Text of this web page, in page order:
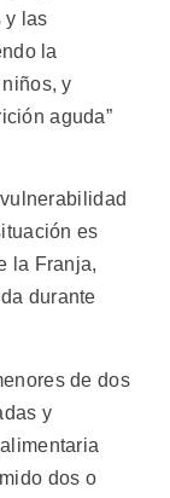
y las
la
y
aguda”
es
la Franja,
durante
de dos
y
dos o